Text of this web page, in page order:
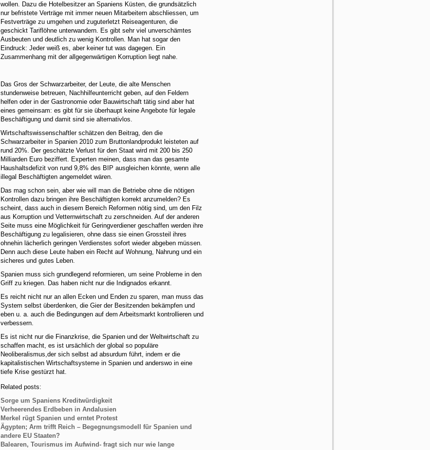
wollen. Dazu die Hotelbesitzer an Spaniens Küsten, die grundsätzlich
nur befristete Verträge mit immer neuen Mitarbeitern abschliessen, um
Festverträge zu umgehen und zuguterletzt Reiseagenturen, die
geschickt Tariflöhne unterwandern. Es gibt sehr viel unverschämtes
Ausbeuten und deutlich zu wenig Kontrollen. Man hat sogar den
Eindruck: Jeder weiß es, aber keiner tut was dagegen. Ein
Zusammenhang mit der allgegenwärtigen Korruption liegt nahe.
Das Gros der Schwarzarbeiter, der Leute, die alte Menschen
stundenweise betreuen, Nachhilfeunterricht geben, auf den Feldern
helfen oder in der Gastronomie oder Bauwirtschaft tätig sind aber hat
eines gemeinsam: es gibt für sie überhaupt keine Angebote für legale
Beschäftigung und damit sind sie alternativlos.
Wirtschaftswissenschaftler schätzen den Beitrag, den die
Schwarzarbeiter in Spanien 2010 zum Bruttonlandprodukt leisteten auf
rund 20%. Der geschätzte Verlust für den Staat wird mit 200 bis 250
Milliarden Euro beziffert. Experten meinen, dass man das gesamte
Haushaltsdefizit von rund 9,8% des BIP ausgleichen könnte, wenn alle
illegal Beschäftigten angemeldet wären.
Das mag schon sein, aber wie will man die Betriebe ohne die nötigen
Kontrollen dazu bringen ihre Beschäftigten korrekt anzumelden? Es
scheint, dass auch in diesem Bereich Reformen nötig sind, um den Filz
aus Korruption und Vetternwirtschaft zu zerschneiden. Auf der anderen
Seite muss eine Möglichkeit für Geringverdiener geschaffen werden ihre
Beschäftigung zu legalisieren, ohne dass sie einen Grossteil ihres
ohnehin lächerlich geringen Verdienstes sofort wieder abgeben müssen.
Denn auch diese Leute haben ein Recht auf Wohnung, Nahrung und ein
sicheres und gutes Leben.
Spanien muss sich grundlegend reformieren, um seine Probleme in den
Griff zu kriegen. Das haben nicht nur die Indignados erkannt.
Es reicht nicht nur an allen Ecken und Enden zu sparen, man muss das
System selbst überdenken, die Gier der Besitzenden bekämpfen und
eben u. a. auch die Bedingungen auf dem Arbeitsmarkt kontrollieren und
verbessern.
Es ist nicht nur die Finanzkrise, die Spanien und der Weltwirtschaft zu
schaffen macht, es ist ursächlich der global so populäre
Neoliberalismus,der sich selbst ad absurdum führt, indem er die
kapitalistischen Wirtschaftsysteme in Spanien und anderswo in eine
tiefe Krise gestürzt hat.
Related posts:
Sorge um Spaniens Kreditwürdigkeit
Verheerendes Erdbeben in Andalusien
Merkel rügt Spanien und erntet Protest
Ägypten; Arm trifft Reich – Begegnungsmodell für Spanien und
andere EU Staaten?
Balearen, Tourismus im Aufwind- fragt sich nur wie lange